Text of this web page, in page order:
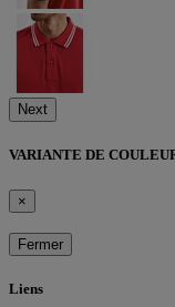
Next
VARIANTE DE
×
Fermer
Liens